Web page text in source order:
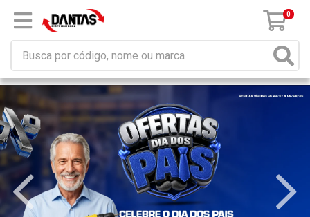
Receba da DANTAS DISTRIBUIDORA mensagem de
promoções e novidades em seu computador e/ou
celular!
Não permitir Permitir
Powered by SendPulse
×